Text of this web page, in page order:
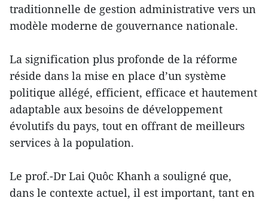
traditionnelle de gestion administrative vers un
modèle moderne de gouvernance nationale.
La signification plus profonde de la réforme
réside dans la mise en place d’un système
politique allégé, efficient, efficace et hautement
adaptable aux besoins de développement
évolutifs du pays, tout en offrant de meilleurs
services à la population.
Le prof.-Dr Lai Quôc Khanh a souligné que,
dans le contexte actuel, il est important, tant en